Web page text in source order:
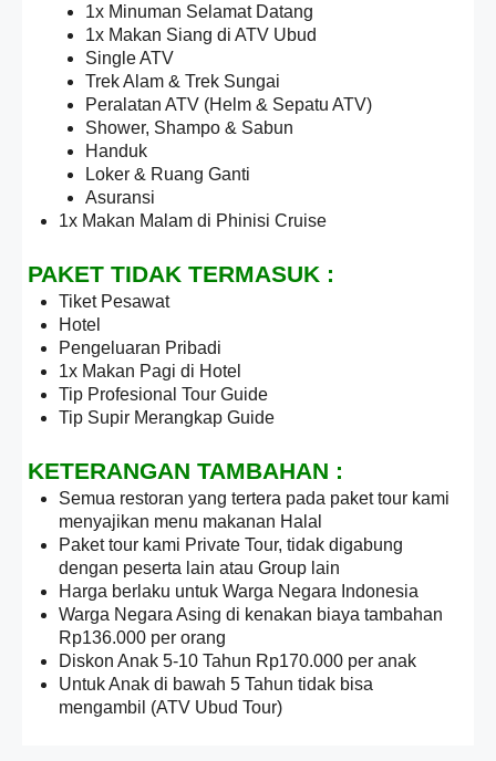
1x Minuman Selamat Datang
1x Makan Siang di ATV Ubud
Single ATV
Trek Alam & Trek Sungai
Peralatan ATV (Helm & Sepatu ATV)
Shower, Shampo & Sabun
Handuk
Loker & Ruang Ganti
Asuransi
1x Makan Malam di Phinisi Cruise
PAKET TIDAK TERMASUK :
Tiket Pesawat
Hotel
Pengeluaran Pribadi
1x Makan Pagi di Hotel
Tip Profesional Tour Guide
Tip Supir Merangkap Guide
KETERANGAN TAMBAHAN :
Semua restoran yang tertera pada paket tour kami
menyajikan menu makanan Halal
Paket tour kami Private Tour, tidak digabung
dengan peserta lain atau Group lain
Harga berlaku untuk Warga Negara Indonesia
Warga Negara Asing di kenakan biaya tambahan
Rp136.000 per orang
Diskon Anak 5-10 Tahun Rp170.000 per anak
Untuk Anak di bawah 5 Tahun tidak bisa
mengambil (ATV Ubud Tour)